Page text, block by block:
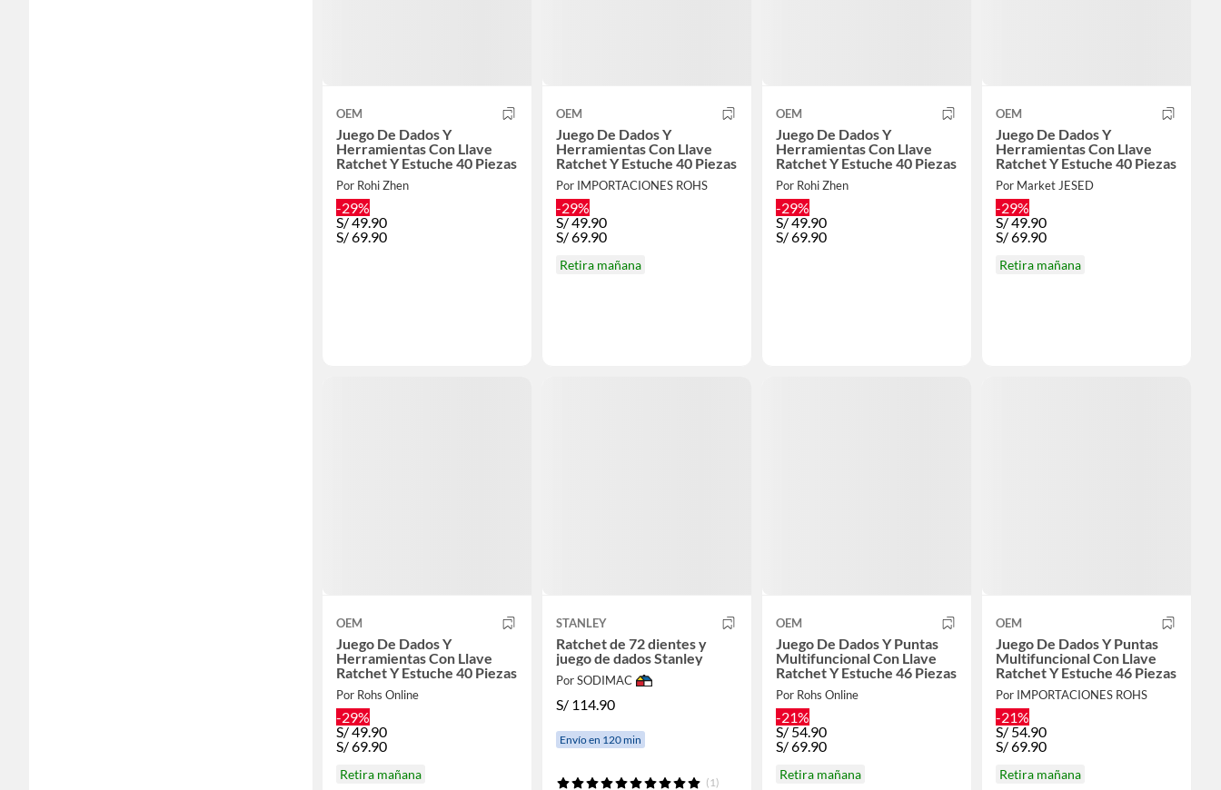
OEM
Juego De Dados Y
Herramientas Con Llave
Ratchet Y Estuche 40 Piezas
Por Rohi Zhen
-29%
S/49.90
S/69.90
OEM
Juego De Dados Y
Herramientas Con Llave
Ratchet Y Estuche 40 Piezas
Por IMPORTACIONES ROHS
-29%
S/49.90
S/69.90
Retira mañana
OEM
Juego De Dados Y
Herramientas Con Llave
Ratchet Y Estuche 40 Piezas
Por Rohi Zhen
-29%
S/49.90
S/69.90
OEM
Juego De Dados Y
Herramientas Con Llave
Ratchet Y Estuche 40 Piezas
Por Market JESED
-29%
S/49.90
S/69.90
Retira mañana
OEM
Juego De Dados Y
Herramientas Con Llave
Ratchet Y Estuche 40 Piezas
Por Rohs Online
-29%
S/49.90
S/69.90
Retira mañana
STANLEY
Ratchet de 72 dientes y
juego de dados Stanley
Por SODIMAC
S/ 114.90
Envío en 120 min
(1)
OEM
Juego De Dados Y Puntas
Multifuncional Con Llave
Ratchet Y Estuche 46 Piezas
Por Rohs Online
-21%
S/ 54.90
S/69.90
Retira mañana
OEM
Juego De Dados Y Puntas
Multifuncional Con Llave
Ratchet Y Estuche 46 Piezas
Por IMPORTACIONES ROHS
-21%
S/ 54.90
S/69.90
Retira mañana